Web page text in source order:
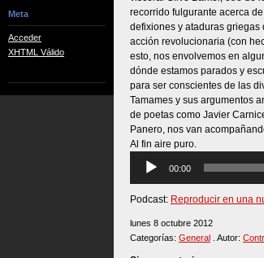
Meta
Acceder
XHTML Válido
recorrido fulgurante acerca
defixiones y ataduras
acción revolucionaria (con
esto, nos envolvemos en
dónde estamos parados y
para ser conscientes de las
Tamames y sus argumentos
de poetas como Javier
Panero, nos van
Al fin aire puro.
Reproductor
audio
00:00
Podcast: Reproducir en una
lunes 8 octubre 2012
Categorías: General . Autor: